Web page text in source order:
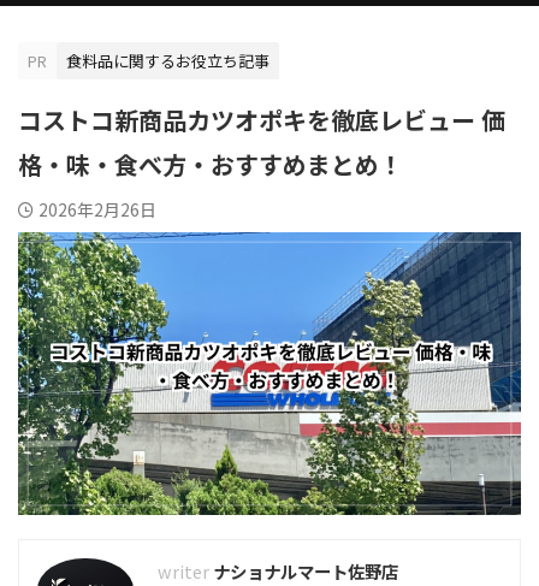
PR 食料品に関するお役立ち記事
コストコ新商品カツオポキを徹底レビュー 価
格・味・食べ方・おすすめまとめ！
2026年2月26日
ナショナルマート佐野店